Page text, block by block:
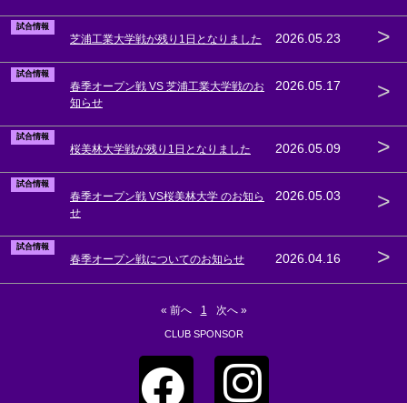
試合情報
芝浦工業大学戦が残り1日となりました 2026.05.23 >
試合情報
春季オープン戦 VS 芝浦工業大学戦のお
知らせ
2026.05.17 >
試合情報
桜美林大学戦が残り1日となりました 2026.05.09 >
試合情報
春季オープン戦 VS桜美林大学 のお知ら
せ
2026.05.03 >
試合情報
春季オープン戦についてのお知らせ 2026.04.16 >
« 前へ 1 次へ »
CLUB SPONSOR